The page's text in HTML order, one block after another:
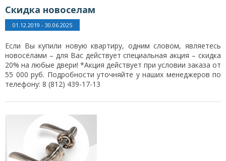
Скидка новоселам
01.12.2019 - 30.06.2025
Если Вы купили новую квартиру, одним словом, являетесь
новосёлами – для Вас действует специальная акция – скидка
20% на любые двери! *Акция действует при условии заказа от
55 000 руб. Подробности уточняйте у наших менеджеров по
телефону: 8 (812) 439-17-13